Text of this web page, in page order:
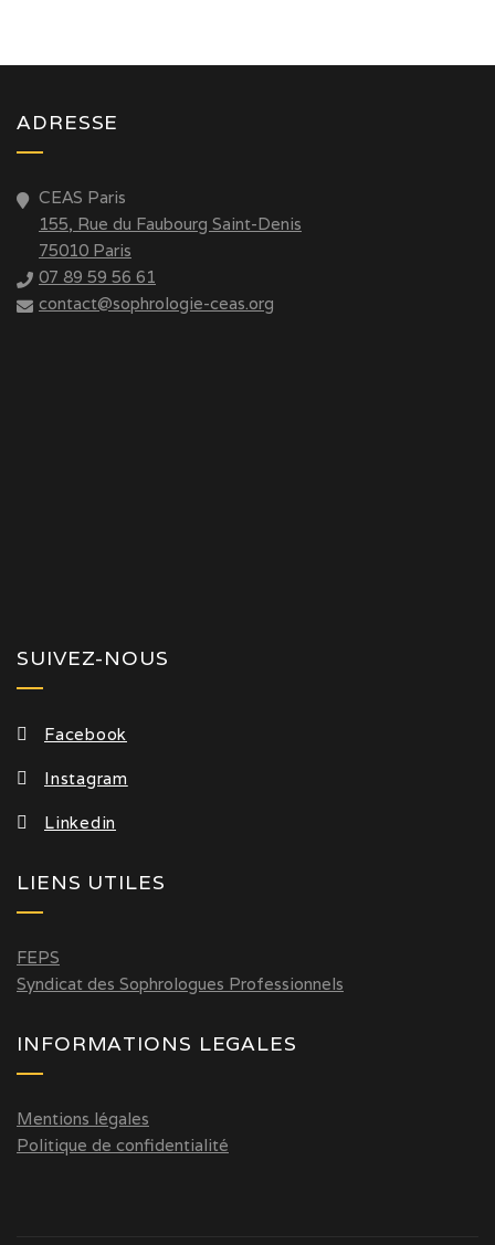
ADRESSE
CEAS Paris
155, Rue du Faubourg Saint-Denis
75010 Paris
07 89 59 56 61
contact@sophrologie-ceas.org
SUIVEZ-NOUS
Facebook
Instagram
Linkedin
LIENS UTILES
FEPS
Syndicat des Sophrologues Professionnels
INFORMATIONS LEGALES
Mentions légales
Politique de confidentialité